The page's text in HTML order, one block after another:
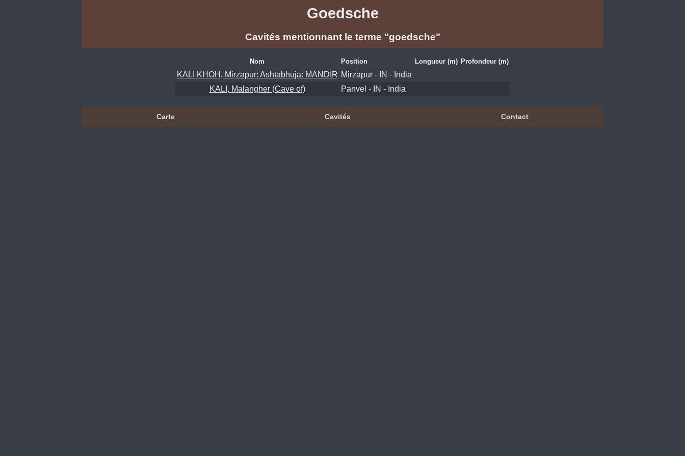
Goedsche
Cavités mentionnant le terme "goedsche"
Nom Position Longueur (m) Profondeur (m)
KALI KHOH, Mirzapur: Ashtabhuja: MANDIR Mirzapur - IN - India
KALI, Malangher (Cave of)
Panvel - IN - India
Carte Cavités Contact